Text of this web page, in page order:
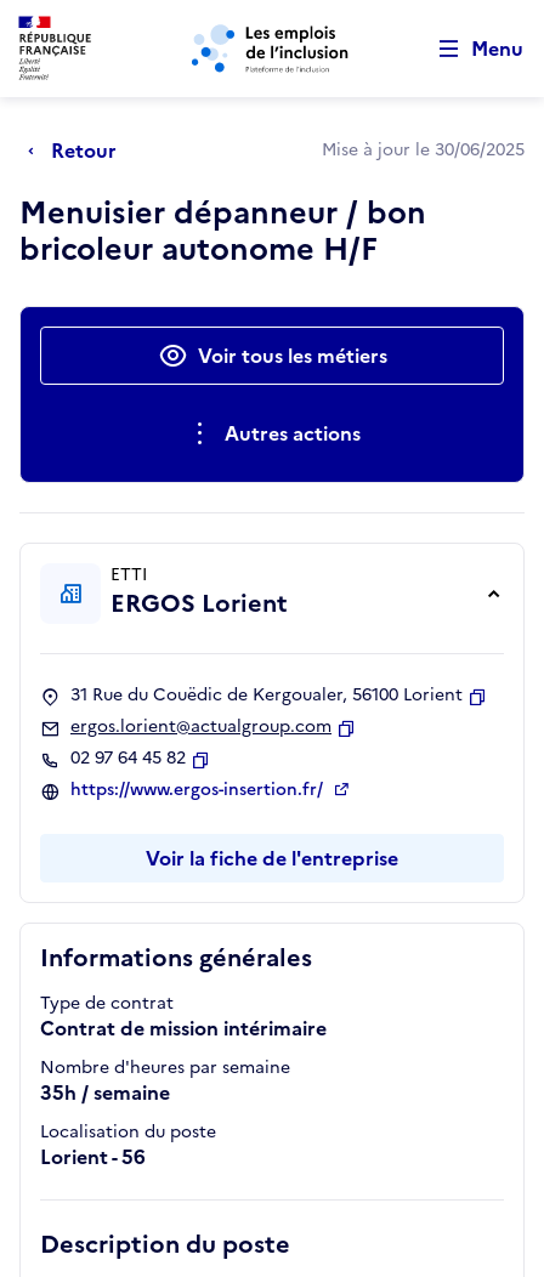
Aller au menu principal Aller au contenu principal
Menu
Retour Mise à jour le 30/06/2025
Menuisier dépanneur / bon
bricoleur autonome H/F
Actions rapidesVoir tous les métiers
Autres actions
Informations générales
Type de contrat
Contrat de mission intérimaire
Nombre d'heures par semaine
35h / semaine
Localisation du poste
Lorient - 56
Description du poste
ETTI
ERGOS Lorient
31 Rue du Couëdic de Kergoualer, 56100 Lorient
ergos.lorient@actualgroup.com
02 97 64 45 82
Copier
https://www.ergos-insertion.fr/
Voir la fiche de l'entreprise
Retour au début de la page
Panneau de gestion des cookies